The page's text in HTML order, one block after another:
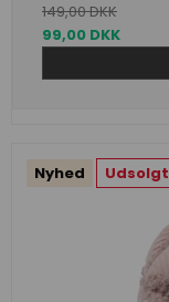
149,00 DKK
99,00 DKK
Nyhed Udsolgt